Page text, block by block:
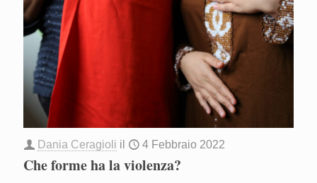
Dania Ceragioli il 4 Febbraio 2022
Che forme ha la violenza?